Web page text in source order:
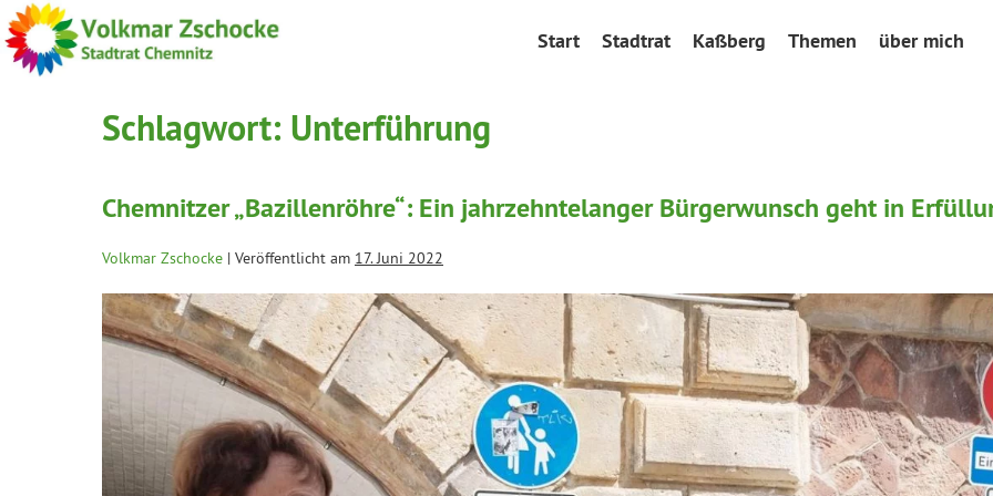
Start Stadtrat Kaßberg Themen über mich
Schlagwort: Unterführung
Chemnitzer „Bazillenröhre“: Ein jahrzehntelanger Bürgerwunsch geht in
Volkmar Zschocke | Veröffentlicht am 17. Juni 2022